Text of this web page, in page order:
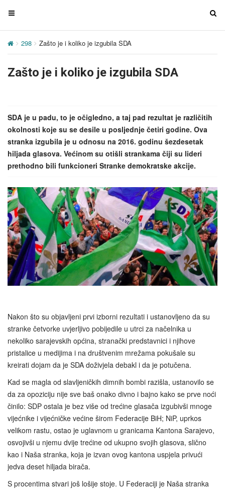
T
g
e
i
g
a
t
i
n
T
i
n
298 Zašto je i koliko je izgubila SDA
Zašto je i koliko je izgubila SDA
SDA je u padu, to je očigledno, a taj pad rezultat je različitih
okolnosti koje su se desile u posljednje četiri godine. Ova
stranka izgubila je u odnosu na 2016. godinu šezdesetak
hiljada glasova. Većinom su otišli strankama čiji su lideri
prethodno bili funkcioneri Stranke demokratske akcije.
Nakon što su objavljeni prvi izborni rezultati i ustanovljeno da su
stranke četvorke uvjerljivo pobijedile u utrci za načelnika u
nekoliko sarajevskih općina, stranački predstavnici i njihove
pristalice u medijima i na društvenim mrežama pokušale su
kreirati dojam da je SDA doživjela debakl i da je potučena.
Kad se magla od slavljeničkih dimnih bombi razišla, ustanovilo se
da za opoziciju nije sve baš onako divno i bajno kako se prve noći
činilo: SDP ostala je bez više od trećine glasača izgubivši mnoge
vijećnike i vijećničke većine širom Federacije BiH; NiP, uprkos
velikom rastu, ostao je uglavnom u granicama Kantona Sarajevo,
osvojivši u njemu dvije trećine od ukupno svojih glasova, slično
kao i Naša stranka, koja je izvan ovog kantona uspjela privući
jedva deset hiljada birača.
S procentima stvari još lošije stoje. U Federaciji je Naša stranka